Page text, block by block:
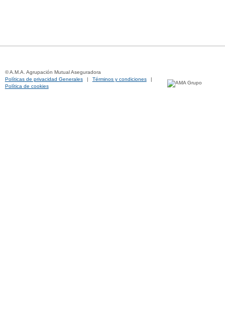
© A.M.A. Agrupación Mutual Aseguradora
Políticas de privacidad Generales
| Términos y condiciones
|
Política de cookies